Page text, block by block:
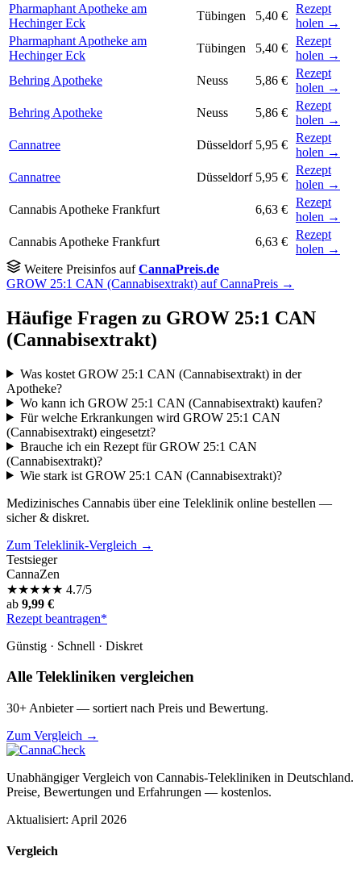
Pharmaphant Apotheke am
Hechinger Eck
Tübingen 5,40 €
Rezept
holen →
Pharmaphant Apotheke am
Hechinger Eck
Tübingen 5,40 €
Rezept
holen →
Behring Apotheke
Neuss 5,86 €
Rezept
holen →
Behring Apotheke
Neuss 5,86 €
Rezept
holen →
Cannatree
Düsseldorf 5,95 €
Rezept
holen →
Cannatree
Düsseldorf 5,95 €
Rezept
holen →
Cannabis Apotheke Frankfurt
6,63 €
Rezept
holen →
Cannabis Apotheke Frankfurt
6,63 €
Rezept
holen →
Weitere Preisinfos aufCannaPreis.de
GROW 25:1 CAN (Cannabisextrakt) auf CannaPreis →
Häufige Fragen zu GROW 25:1 CAN
(Cannabisextrakt)
Was kostet GROW 25:1 CAN (Cannabisextrakt) in der
Apotheke?
Wo kann ich GROW 25:1 CAN (Cannabisextrakt) kaufen?
Für welche Erkrankungen wird GROW 25:1 CAN
(Cannabisextrakt) eingesetzt?
Brauche ich ein Rezept für GROW 25:1 CAN
(Cannabisextrakt)?
Wie stark ist GROW 25:1 CAN (Cannabisextrakt)?
Medizinisches Cannabis über eine Teleklinik online bestellen —
sicher & diskret.
Zum Teleklinik-Vergleich →
Testsieger
CannaZen
★★★★★ 4.7/5
ab 9,99 €
Rezept beantragen*
Günstig · Schnell · Diskret
Alle Telekliniken vergleichen
30+ Anbieter — sortiert nach Preis und Bewertung.
Zum Vergleich →
Unabhängiger Vergleich von Cannabis-Telekliniken in Deutschland.
Preise, Bewertungen und Erfahrungen — kostenlos.
Aktualisiert: April 2026
Vergleich